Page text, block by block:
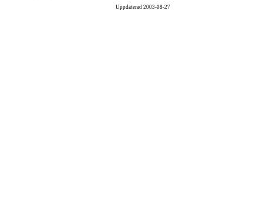
Uppdaterad 2003-08-27